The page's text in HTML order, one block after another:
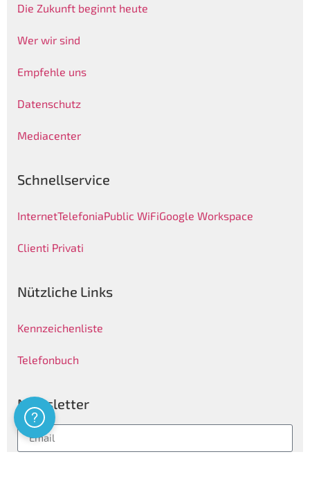
Die Zukunft beginnt heute
Wer wir sind
Empfehle uns
Datenschutz
Mediacenter
Schnellservice
InternetTelefoniaPublic WiFiGoogle Workspace
Clienti Privati
Nützliche Links
Kennzeichenliste
Telefonbuch
Newsletter